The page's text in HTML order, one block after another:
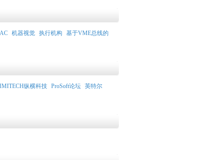
机器视觉 执行机构 基于VME总线的
纵横科技 ProSoft论坛 英特尔